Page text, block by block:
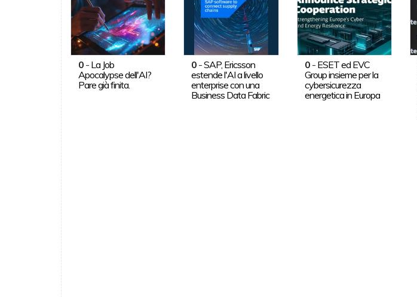
0- La Job
Apocalypse dell'AI?
Pare già finita.
0 -SAP, Ericsson
estende l'AI a livello
enterprise con una
Business Data Fabric
0- ESET ed EVC
Group insieme per la
cybersicurezza
energetica in Europa